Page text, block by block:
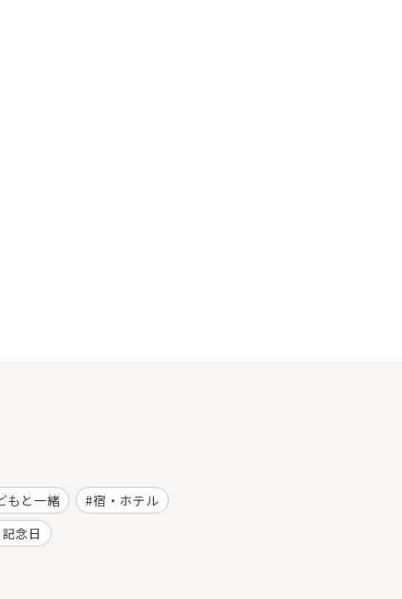
もと一緒
宿・ホテル
念日